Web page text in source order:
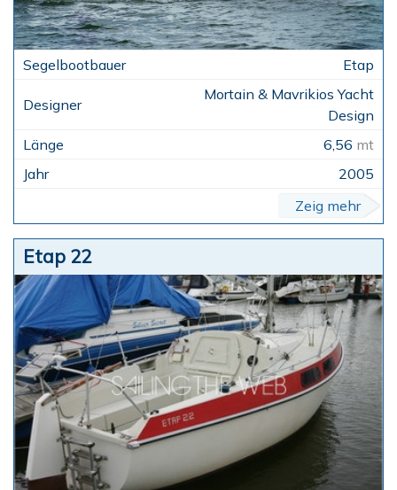
Etap
Mortain & Mavrikios Yacht
Design
6,56 mt
2005
Zeig mehr
Etap 22